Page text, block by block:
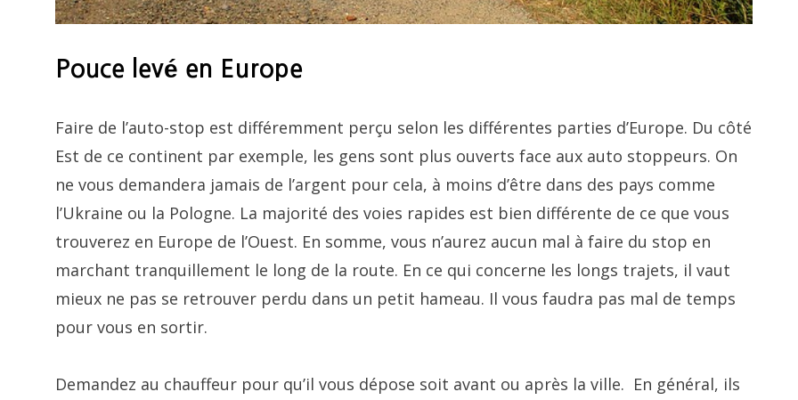
Pouce levé en Europe
Faire de l’auto-stop est différemment perçu selon les différentes parties d’Europe. Du côté
Est de ce continent par exemple, les gens sont plus ouverts face aux auto stoppeurs. On
ne vous demandera jamais de l’argent pour cela, à moins d’être dans des pays comme
l’Ukraine ou la Pologne. La majorité des voies rapides est bien différente de ce que vous
trouverez en Europe de l’Ouest. En somme, vous n’aurez aucun mal à faire du stop en
marchant tranquillement le long de la route. En ce qui concerne les longs trajets, il vaut
mieux ne pas se retrouver perdu dans un petit hameau. Il vous faudra pas mal de temps
pour vous en sortir.
Demandez au chauffeur pour qu’il vous dépose soit avant ou après la ville. En général, ils